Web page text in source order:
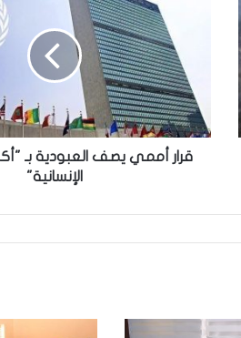
تعيين مستشارين بديوان
تعميم جديد مشترك
الخبز على عموم التراب
تساقطات مطرية على
قرار أممي يصف العبودية بـ
الإنسانية"